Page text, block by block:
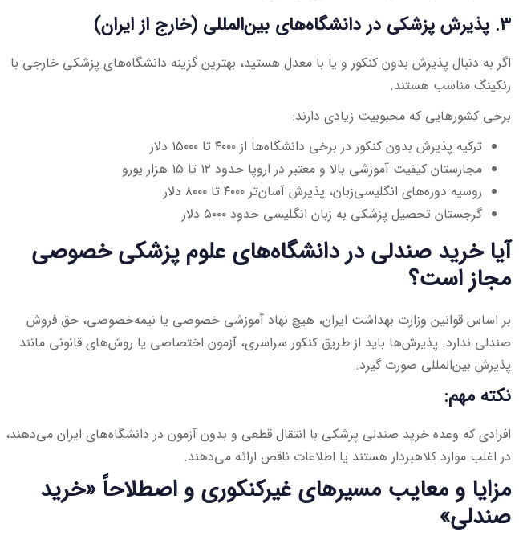
3. پذیرش پزشکی در دانشگاه‌های بین‌المللی (خارج از ایران)
اگر به دنبال پذیرش بدون کنکور و یا با معدل هستید، بهترین گزینه دانشگاه‌های پزشکی خارجی با
رنکینگ مناسب هستند.
برخی کشورهایی که محبوبیت زیادی دارند:
ترکیه پذیرش بدون کنکور در برخی دانشگاه‌ها از ۴۰۰۰ تا ۱۵۰۰۰ دلار
مجارستان کیفیت آموزشی بالا و معتبر در اروپا حدود ۱۲ تا ۱۵ هزار یورو
روسیه دوره‌های انگلیسی‌زبان، پذیرش آسان‌تر ۴۰۰۰ تا ۸۰۰۰ دلار
گرجستان تحصیل پزشکی به زبان انگلیسی حدود ۵۰۰۰ دلار
آیا خرید صندلی در دانشگاه‌های علوم پزشکی خصوصی
مجاز است؟
بر اساس قوانین وزارت بهداشت ایران، هیچ نهاد آموزشی خصوصی یا نیمه‌خصوصی، حق فروش
صندلی ندارد. پذیرش‌ها باید از طریق کنکور سراسری، آزمون اختصاصی یا روش‌های قانونی مانند
پذیرش بین‌المللی صورت گیرد.
نکته مهم:
افرادی که وعده خرید صندلی پزشکی با انتقال قطعی و بدون آزمون در دانشگاه‌های ایران می‌دهند،
در اغلب موارد کلاهبردار هستند یا اطلاعات ناقص ارائه می‌دهند.
مزایا و معایب مسیرهای غیرکنکوری و اصطلاحاً «خرید
صندلی»